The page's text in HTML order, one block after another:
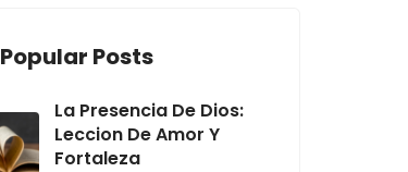
Popular Posts
La Presencia De Dios:
Leccion De Amor Y
Fortaleza